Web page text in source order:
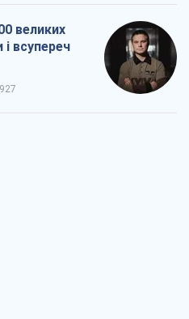
великих
всупереч
927